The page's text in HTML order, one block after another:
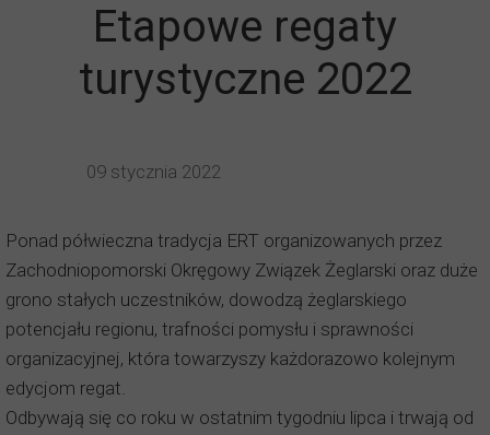
Etapowe regaty
turystyczne 2022
09 stycznia 2022
Ponad półwieczna tradycja ERT organizowanych przez
Zachodniopomorski Okręgowy Związek Żeglarski oraz duże
grono stałych uczestników, dowodzą żeglarskiego
potencjału regionu, trafności pomysłu i sprawności
organizacyjnej, która towarzyszy każdorazowo kolejnym
edycjom regat.
Odbywają się co roku w ostatnim tygodniu lipca i trwają od